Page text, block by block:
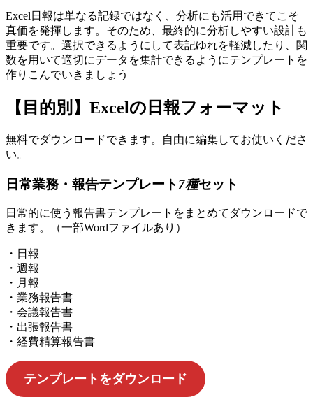
Excel日報は単なる記録ではなく、分析にも活用できてこそ
真価を発揮します。そのため、最終的に分析しやすい設計も
重要です。選択できるようにして表記ゆれを軽減したり、関
数を用いて適切にデータを集計できるようにテンプレートを
作りこんでいきましょう
【目的別】Excelの日報フォーマット
無料でダウンロードできます。自由に編集してお使いくださ
い。
日常業務・報告テンプレート7種セット
日常的に使う報告書テンプレートをまとめてダウンロードで
きます。（一部Wordファイルあり）
・日報
・週報
・月報
・業務報告書
・会議報告書
・出張報告書
・経費精算報告書
テンプレートをダウンロード